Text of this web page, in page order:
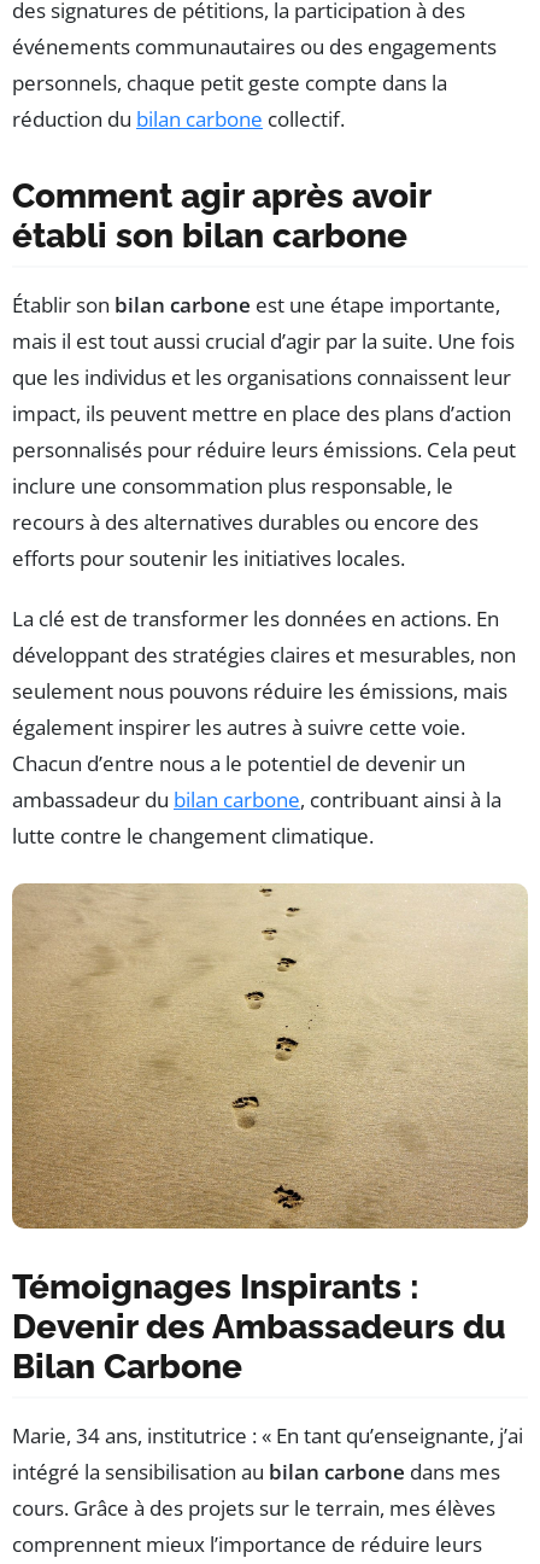
des signatures de pétitions, la participation à des
événements communautaires ou des engagements
personnels, chaque petit geste compte dans la
réduction du bilan carbone collectif.
Comment agir après avoir
établi son bilan carbone
Établir son bilan carbone est une étape importante,
mais il est tout aussi crucial d’agir par la suite. Une fois
que les individus et les organisations connaissent leur
impact, ils peuvent mettre en place des plans d’action
personnalisés pour réduire leurs émissions. Cela peut
inclure une consommation plus responsable, le
recours à des alternatives durables ou encore des
efforts pour soutenir les initiatives locales.
La clé est de transformer les données en actions. En
développant des stratégies claires et mesurables, non
seulement nous pouvons réduire les émissions, mais
également inspirer les autres à suivre cette voie.
Chacun d’entre nous a le potentiel de devenir un
ambassadeur du bilan carbone, contribuant ainsi à la
lutte contre le changement climatique.
Témoignages Inspirants :
Devenir des Ambassadeurs du
Bilan Carbone
Marie, 34 ans, institutrice : « En tant qu’enseignante, j’ai
intégré la sensibilisation au bilan carbone dans mes
cours. Grâce à des projets sur le terrain, mes élèves
comprennent mieux l’importance de réduire leurs